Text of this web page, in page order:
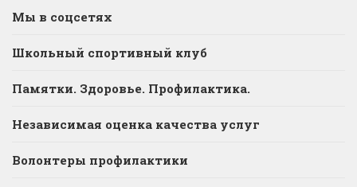
Мы в соцсетях
Школьный спортивный клуб
Памятки. Здоровье. Профилактика.
Независимая оценка качества услуг
Волонтеры профилактики